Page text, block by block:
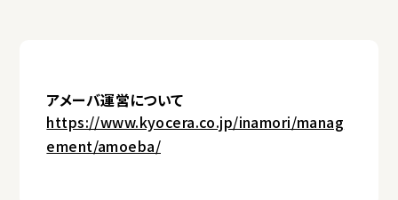
アメーバ運営について
https://www.kyocera.co.jp/inamori/manag
ement/amoeba/